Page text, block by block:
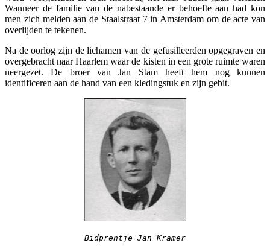
Wanneer de familie van de nabestaande er behoefte aan had kon
men zich melden aan de Staalstraat 7 in Amsterdam om de acte van
overlijden te tekenen.
Na de oorlog zijn de lichamen van de gefusilleerden opgegraven en
overgebracht naar Haarlem waar de kisten in een grote ruimte waren
neergezet. De broer van Jan Stam heeft hem nog kunnen
identificeren aan de hand van een kledingstuk en zijn gebit.
Bidprentje Jan Kramer